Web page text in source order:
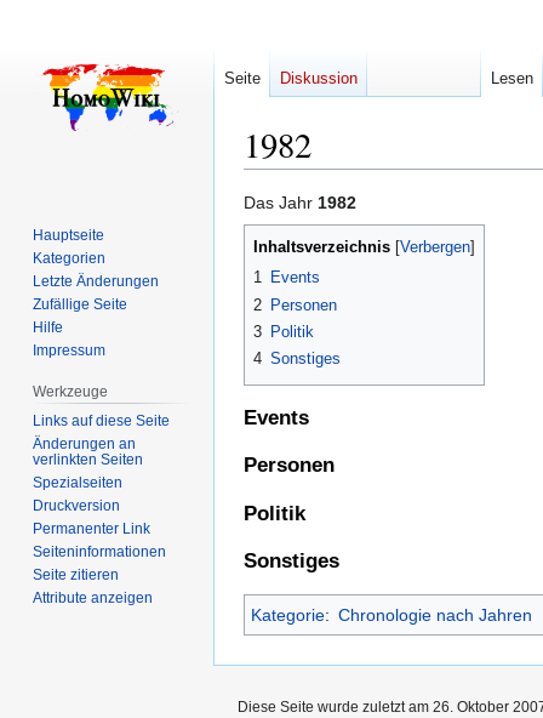
1982
Zur
Navigation
springen
Zur
Suche
springen
Das Jahr 1982
Inhaltsverzeichnis
1 Events
2 Personen
3 Politik
4 Sonstiges
Events
Personen
Politik
Sonstiges
Kategorie: Chronologie nach Jahren
Seite Diskussion Lesen
Hauptseite
Kategorien
Letzte Änderungen
Zufällige Seite
Hilfe
Impressum
Werkzeuge
Links auf diese Seite
Änderungen an
verlinkten Seiten
Spezialseiten
Druckversion
Permanenter Link
Seiten­­informationen
Seite zitieren
Attribute anzeigen
Diese Seite wurde zuletzt am 26. Oktober